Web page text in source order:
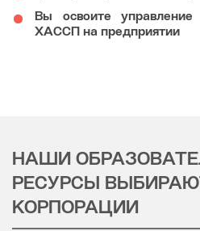
Вы освоите
ХАССП на предприятии
НАШИ
РЕСУРСЫ
КОРПОРАЦИИ